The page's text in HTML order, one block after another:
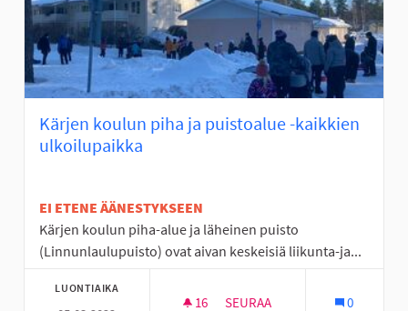
Kärjen koulun piha ja puistoalue -kaikkien
ulkoilupaikka
EI ETENE ÄÄNESTYKSEEN
Kärjen koulun piha-alue ja läheinen puisto
(Linnunlaulupuisto) ovat aivan keskeisiä liikunta-ja...
LUONTIAIKA
16 16 SEURAAJAA
SEURAA 0